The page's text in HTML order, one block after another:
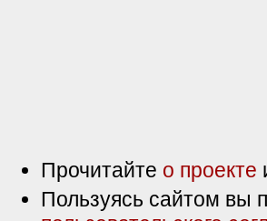
Прочитайте о проекте
Пользуясь сайтом вы